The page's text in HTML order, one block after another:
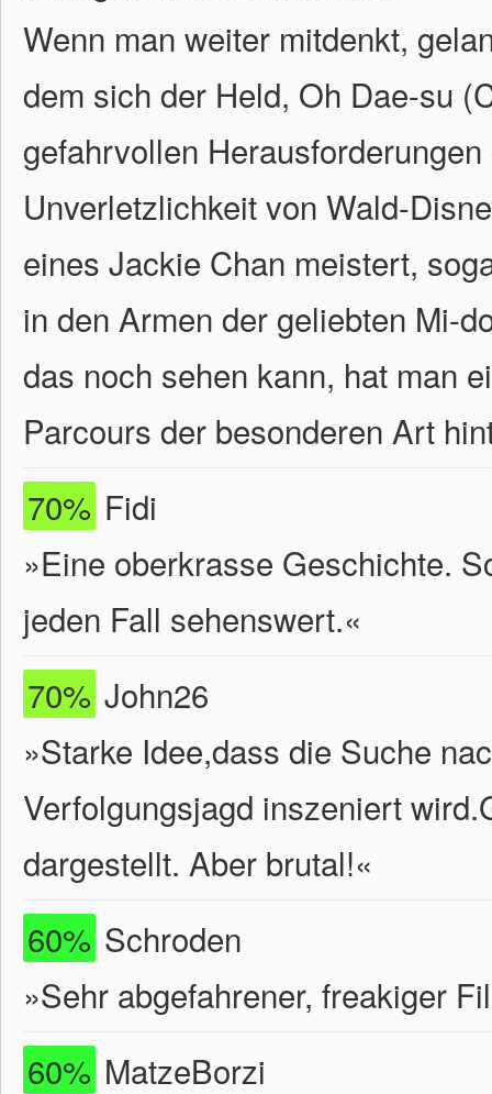
Wenn man weiter mitdenkt,
dem sich der Held, Oh Dae-su
gefahrvollen
Unverletzlichkeit von Wald-
eines Jackie Chan meistert,
in den Armen der geliebten Mi-
das noch sehen kann, hat man
Parcours der besonderen Art
70% Fidi
»Eine oberkrasse Geschichte.
jeden Fall sehenswert.«
70% John26
»Starke Idee,dass die Suche
Verfolgungsjagd inszeniert
dargestellt. Aber brutal!«
60% Schroden
»Sehr abgefahrener, freakiger
60% MatzeBorzi